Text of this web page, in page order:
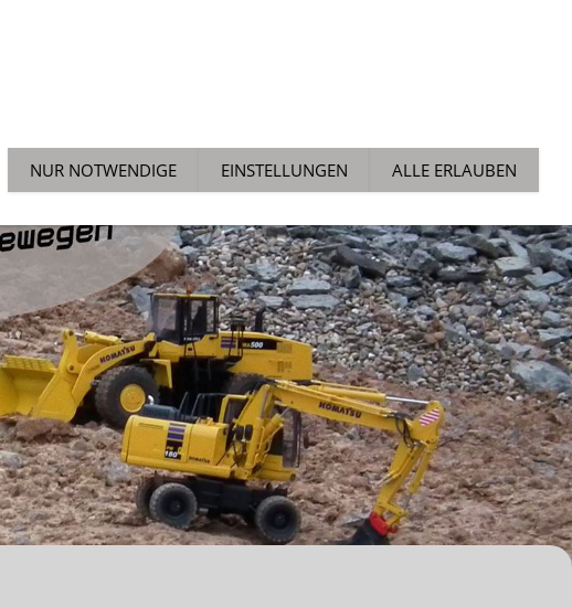
NUR NOTWENDIGE EINSTELLUNGEN ALLE ERLAUBEN